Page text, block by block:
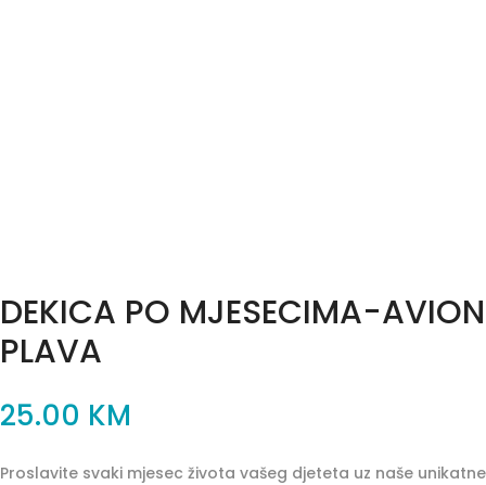
DEKICA PO MJESECIMA-AVION
PLAVA
25.00 KM
Proslavite svaki mjesec života vašeg djeteta uz naše unikatne